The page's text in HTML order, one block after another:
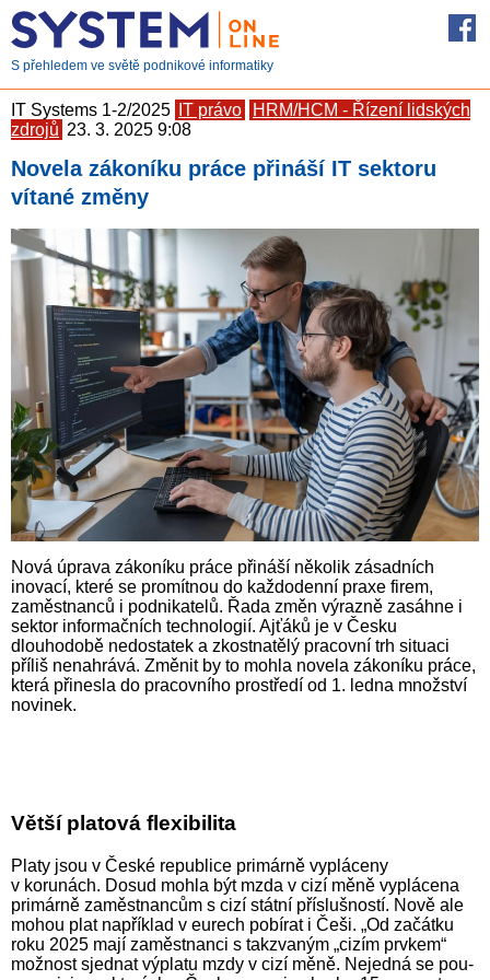
S přehledem ve světě podnikové informatiky
IT Systems 1-2/2025 IT právo
HRM/HCM - Řízení lidských
zdrojů 23. 3. 2025 9:08
Novela zákoníku práce přináší IT sektoru
vítané změny
Nová úprava zákoníku práce přináší několik zásadních
inovací, které se promítnou do každodenní praxe firem,
zaměstnanců i podnikatelů. Řada změn výrazně zasáhne i
sektor informačních technologií. Ajťáků je v Česku
dlouhodobě nedostatek a zkostnatělý pracovní trh situaci
příliš nenahrává. Změnit by to mohla novela zákoníku práce,
která přinesla do pracovního prostředí od 1. ledna množství
novinek.
Větší platová flexibilita
Platy jsou v České republice primárně vypláceny
v korunách. Dosud mohla být mzda v cizí měně vyplácena
primárně zaměstnancům s cizí státní příslušností. Nově ale
mohou plat například v eurech pobírat i Češi. „Od začátku
roku 2025 mají zaměstnanci s takzvaným „cizím prvkem“
možnost sjednat výplatu mzdy v cizí měně. Nejedná se pou­